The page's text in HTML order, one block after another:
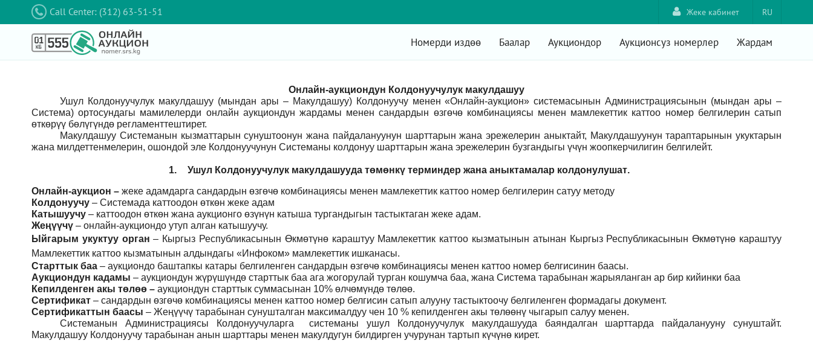
Call Center: (312) 63-51-51 RU
Жеке кабинет
Номерди издөө Баалар Аукциондор Аукционсуз номерлер Жардам
Онлайн-аукциондун Колдонуучулук макулдашуу
Ушул Колдонуучулук макулдашуу (мындан ары – Макулдашуу) Колдонуучу менен «Онлайн-аукцион» системасынын Администрациясынын (мындан ары –
Система) ортосундагы мамилелерди онлайн аукциондун жардамы менен сандардын өзгөчө комбинациясы менен мамлекеттик каттоо номер белгилерин сатып
өткөрүү бөлүгүндө регламенттештирет.
Макулдашуу Системанын кызматтарын сунуштоонун жана пайдалануунун шарттарын жана эрежелерин аныктайт, Макулдашуунун тараптарынын укуктарын
жана милдеттенмелерин, ошондой эле Колдонуучунун Системаны колдонуу шарттарын жана эрежелерин бузгандыгы үчүн жоопкерчилигин белгилейт.
1. Ушул Колдонуучулук макулдашууда төмөнкү терминдер жана аныктамалар колдонулушат.
Онлайн-аукцион – жеке адамдарга сандардын өзгөчө комбинациясы менен мамлекеттик каттоо номер белгилерин сатуу методу
Колдонуучу – Системада каттоодон өткөн жеке адам
Катышуучу – каттоодон өткөн жана аукционго өзүнүн катыша тургандыгын тастыктаган жеке адам.
Жеңүүчү – онлайн-аукциондо утуп алган катышуучу.
Ыйгарым укуктуу орган – Кыргыз Республикасынын Өкмөтүнө караштуу Мамлекеттик каттоо кызматынын атынан Кыргыз Республикасынын Өкмөтүнө караштуу
Мамлекеттик каттоо кызматынын алдындагы «Инфоком» мамлекеттик ишканасы.
Старттык баа – аукциондо баштапкы катары белгиленген сандардын өзгөчө комбинациясы менен каттоо номер белгисинин баасы.
Аукциондун кадамы – аукциондун жүрүшүндө старттык баа ага жогорулай турган кошумча баа, жана Система тарабынан жарыяланган ар бир кийинки баа
Кепилденген акы төлөө – аукциондун старттык суммасынан 10% өлчөмүндө төлөө.
Сертификат – сандардын өзгөчө комбинациясы менен каттоо номер белгисин сатып алууну тастыктоочу белгиленген формадагы документ.
Сертификаттын баасы – Жеңүүчү тарабынан сунушталган максималдуу чен 10 % кепилденген акы төлөөнү чыгарып салуу менен.
СистеманынАдминистрациясы Колдонуучуларга системаны ушул Колдонуучулук макулдашууда баяндалган шарттарда пайдаланууну сунуштайт.
Макулдашуу Колдонуучу тарабынан анын шарттары менен макулдугун билдирген учурунан тартып күчүнө кирет.